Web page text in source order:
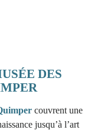
DES
couvrent une
jusqu’à l’art